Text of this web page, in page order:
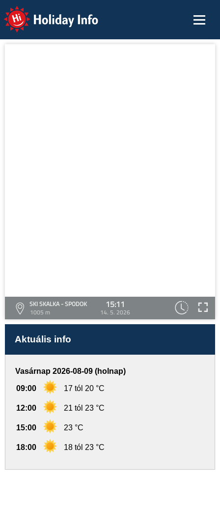
Holiday Info
SKI SKALKA - SPODOK
1005 m
15:11
14. 5. 2026
Aktuális info
Vasárnap 2026-08-09 (holnap)
09:00 17 tól 20 °C
12:00 21 tól 23 °C
15:00 23 °C
18:00 18 tól 23 °C